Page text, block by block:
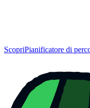
ScopriPianificatore di